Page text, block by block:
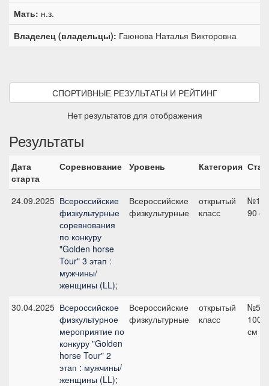
Мать: н.з.
Владелец (владельцы): Гаюнова Наталья Викторовна
СПОРТИВНЫЕ РЕЗУЛЬТАТЫ И РЕЙТИНГ
Нет результатов для отображения
Результаты
Дата
старта
Соревнование Уровень Категория
24.09.2025 Всероссийские
физкультурные
соревнования
по конкуру
"Golden horse
Tour" 3 этап :
мужчины/
женщины (LL);
Всероссийские
физкультурные
открытый
класс
№1,
90 см
30.04.2025 Всероссийское
физкультурное
мероприятие по
конкуру "Golden
horse Tour" 2
этап : мужчины/
женщины (LL);
Всероссийские
физкультурные
открытый
класс
№5,
100
см